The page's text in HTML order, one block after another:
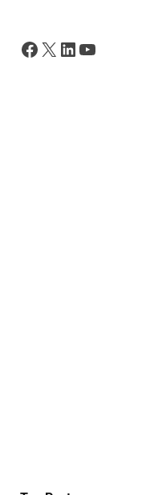
Facebook
X LinkedIn
YouTube